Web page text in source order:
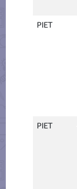
PIET
PIET